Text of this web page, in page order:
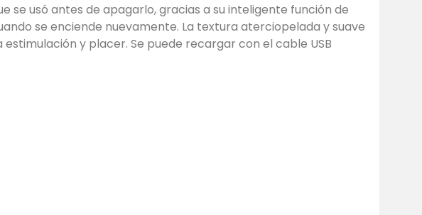
se usó antes de apagarlo, gracias a su inteligente función de
se enciende nuevamente. La textura aterciopelada y suave
y placer. Se puede recargar con el cable USB